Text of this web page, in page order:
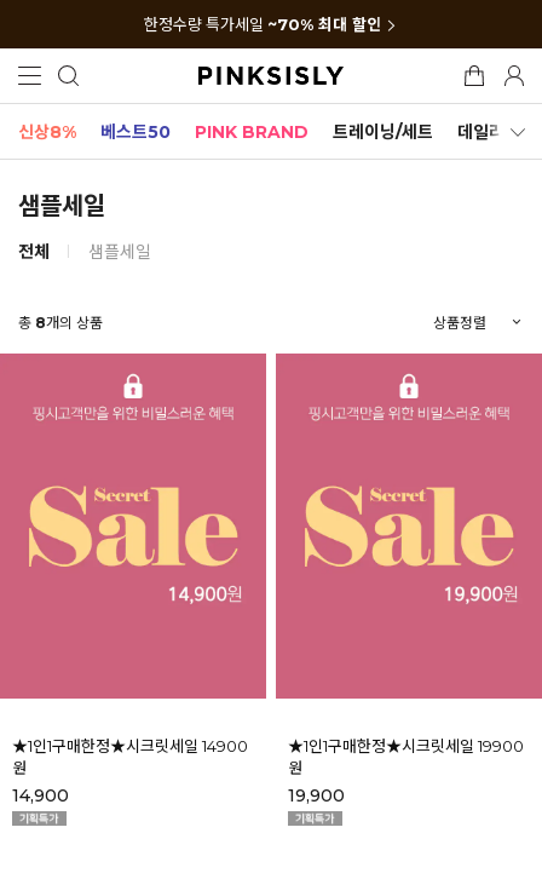
한정수량 특가세일 ~70% 최대 할인
신상8% 베스트50 PINK BRAND 트레이닝/세트 데일리세트
샘플세일
전체 샘플세일
총 8개의 상품
★1인1구매한정★시크릿세일 14900
원
14,900
★1인1구매한정★시크릿세일 19900
원
19,900